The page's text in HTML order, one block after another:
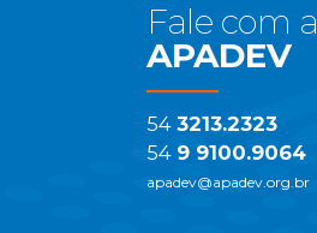
Fale com a
APADEV
54 3213.2323
54 9 9100.9064
apadev@apadev.org.br